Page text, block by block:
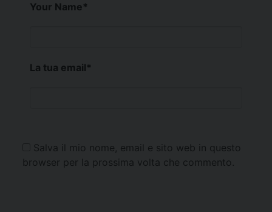
Your Name*
La tua email*
Salva il mio nome, email e sito web in questo
browser per la prossima volta che commento.